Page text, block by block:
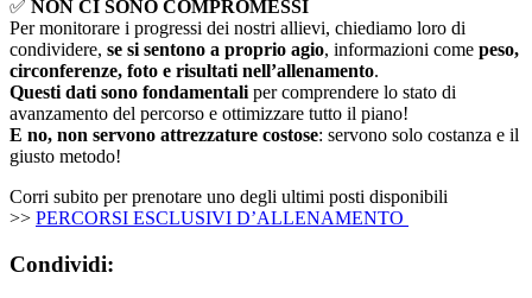
✅ NON CI SONO COMPROMESSI
Per monitorare i progressi dei nostri allievi, chiediamo loro di
condividere, se si sentono a proprio agio, informazioni come peso,
circonferenze, foto e risultati nell’allenamento.
Questi dati sono fondamentali per comprendere lo stato di
avanzamento del percorso e ottimizzare tutto il piano!
E no, non servono attrezzature costose: servono solo costanza e il
giusto metodo!
Corri subito per prenotare uno degli ultimi posti disponibili
>> PERCORSI ESCLUSIVI D’ALLENAMENTO
Condividi: